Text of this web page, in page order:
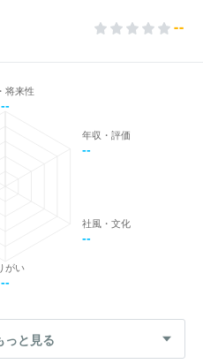
--
将来性
--
年収・評価
--
社風・文化
--
がい
--
っと見る